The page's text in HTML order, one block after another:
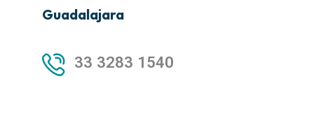
Guadalajara
33 3283 1540